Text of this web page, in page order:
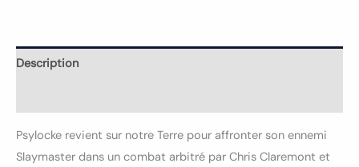
Description
Psylocke revient sur notre Terre pour affronter son ennemi
Slaymaster dans un combat arbitré par Chris Claremont et